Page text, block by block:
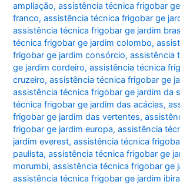
ampliação,assistência técnica frigobar
franco,assistência técnica frigobar ge
assistência técnica frigobar ge jardim
técnica frigobar ge jardim colombo,
frigobar ge jardim consórcio,assistência
ge jardim cordeiro,assistência técnica
cruzeiro,assistência técnica frigobar ge
assistência técnica frigobar ge jardim da
técnica frigobar ge jardim das acácias,
frigobar ge jardim das vertentes,
frigobar ge jardim europa,assistência
jardim everest,assistência técnica
paulista,assistência técnica frigobar ge
morumbi,assistência técnica frigobar ge
assistência técnica frigobar ge jardim